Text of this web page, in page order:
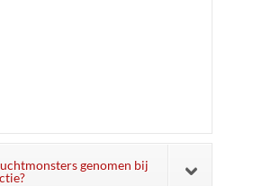
genomen bij